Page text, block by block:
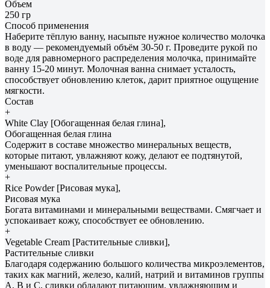
Объем
250 гр
Способ применения
Наберите тёплую ванну, насыпьте нужное количество молочка
в воду — рекомендуемый объём 30-50 г. Проведите рукой по
воде для равномерного распределения молочка, принимайте
ванну 15-20 минут. Молочная ванна снимает усталость,
способствует обновлению клеток, дарит приятное ощущение
мягкости.
Состав
+
White Clay [Обогащенная белая глина],
Обогащенная белая глина
Содержит в составе множество минеральных веществ,
которые питают, увлажняют кожу, делают ее подтянутой,
уменьшают воспалительные процессы.
+
Rice Powder [Рисовая мука],
Рисовая мука
Богата витаминами и минеральными веществами. Смягчает и
успокаивает кожу, способствует ее обновлению.
+
Vegetable Cream [Растительные сливки],
Растительные сливки
Благодаря содержанию большого количества микроэлементов,
таких как магний, железо, калий, натрий и витаминов группы
А, В и С, сливки обладают питающим, увлажняющим и